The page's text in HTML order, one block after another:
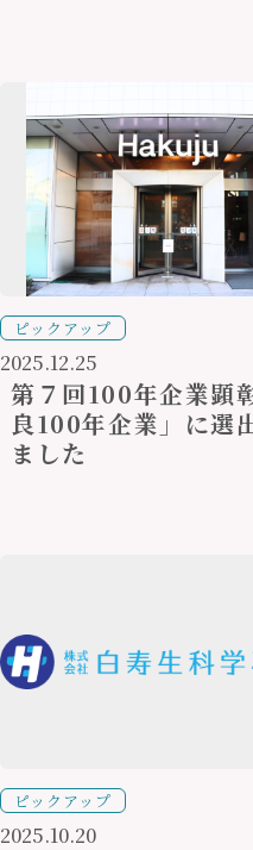
ピックアップ
2025.12.25
第７回100年企業顕
良100年企業」に選
ました
ピックアップ
2025.10.20